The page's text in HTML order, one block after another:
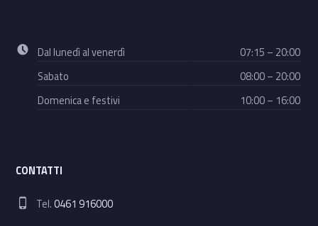
Dal lunedì al venerdì
07:15 – 20:00
Sabato
08:00 – 20:00
Domenica e festivi
10:00 – 16:00
CONTATTI
Phone number:
Tel.0461 916000